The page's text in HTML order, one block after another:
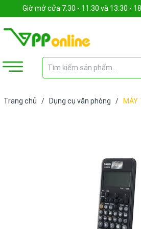
Giờ mở cửa 7:30 - 11:30 và 13:30 -
Trang chủ / Dụng cụ văn phòng /
MÁY